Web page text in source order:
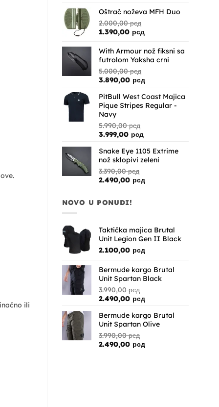
ili
je
bila:
7.500,00 рсд.
je:
Oštrač noževa MFH Duo
2.000,00рсд
Originalna
je
bila:
1.390,00 рсд
je:
1.390,00 рсд.
With Armour nož fiksni sa
futrolom Yaksha crni
5.000,00рсд
Originalna
je
bila:
5.000,00 рсд.
3.890,00 рсд
je:
3.890,00 рсд.
PitBull West Coast Majica
Pique Stripes Regular -
Navy
5.990,00рсд
Originalna
je
bila:
5.990,00 рсд.
3.999,00 рсд
je:
3.999,00 рсд.
Snake Eye 1105 Extrime
nož sklopivi zeleni
3.390,00рсд
Originalna
bila:
2.490,00 рсд
NOVO U PONUDI!
Taktička majica Brutal
Unit Legion Gen II Black
2.100,00 рсд
Bermude kargo Brutal
Unit Spartan Black
3.990,00рсд
Originalna
je
bila:
3.990,00 рсд.
2.490,00 рсдTrenutna
je:
2.490,00 рсд.
Bermude kargo Brutal
Unit Spartan Olive
3.990,00рсд
Originalna
2.490,00 рсдTrenutna